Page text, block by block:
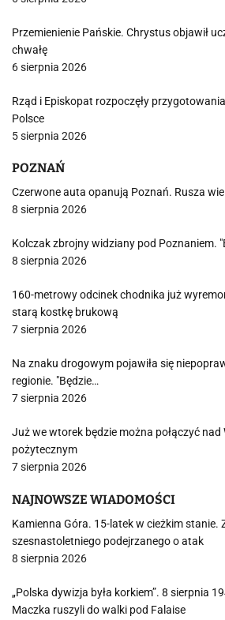
Przemienienie Pańskie. Chrystus objawił
chwałę
6 sierpnia 2026
Rząd i Episkopat rozpoczęły
Polsce
5 sierpnia 2026
POZNAŃ
Czerwone auta opanują Poznań. Rusza
8 sierpnia 2026
Kolczak zbrojny widziany pod Poznaniem.
8 sierpnia 2026
160-metrowy odcinek chodnika już
starą kostkę brukową
7 sierpnia 2026
Na znaku drogowym pojawiła się
regionie. "Będzie…
7 sierpnia 2026
Już we wtorek będzie można połączyć nad
pożytecznym
7 sierpnia 2026
NAJNOWSZE WIADOMOŚCI
Kamienna Góra. 15-latek w cieżkim stanie.
szesnastoletniego podejrzanego o atak
8 sierpnia 2026
„Polska dywizja była korkiem”. 8 sierpnia
Maczka ruszyli do walki pod Falaise